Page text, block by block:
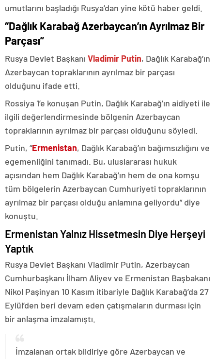
umutlarını başladığı Rusya’dan yine kötü haber geldi.
“Dağlık Karabağ Azerbaycan’ın Ayrılmaz Bir
Parçası”
Rusya Devlet Başkanı Vladimir Putin, Dağlık Karabağ’ın
Azerbaycan topraklarının ayrılmaz bir parçası
olduğunu ifade etti.
Rossiya 1’e konuşan Putin, Dağlık Karabağ’ın aidiyeti ile
ilgili değerlendirmesinde bölgenin Azerbaycan
topraklarının ayrılmaz bir parçası olduğunu söyledi.
Putin, “Ermenistan, Dağlık Karabağ’ın bağımsızlığını ve
egemenliğini tanımadı. Bu, uluslararası hukuk
açısından hem Dağlık Karabağ’ın hem de ona komşu
tüm bölgelerin Azerbaycan Cumhuriyeti topraklarının
ayrılmaz bir parçası olduğu anlamına geliyordu” diye
konuştu.
Ermenistan Yalnız Hissetmesin Diye Herşeyi
Yaptık
Rusya Devlet Başkanı Vladimir Putin, Azerbaycan
Cumhurbaşkanı İlham Aliyev ve Ermenistan Başbakanı
Nikol Paşinyan 10 Kasım itibariyle Dağlık Karabağ’da 27
Eylül’den beri devam eden çatışmaların durması için
bir anlaşma imzalamıştı.
İmzalanan ortak bildiriye göre Azerbaycan ve